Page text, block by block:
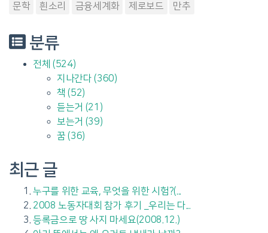
문학 흰소리 금융세계화 제로보드 만추
분류
전체(524)
지나간다(360)
책(52)
듣는거 (21)
보는거 (39)
꿈(36)
최근 글
누구를 위한 교육, 무엇을 위한 시험?(...
2008 노동자대회 참가 후기 _우리는 다...
등록금으로 땅 사지 마세요(2008.12.)